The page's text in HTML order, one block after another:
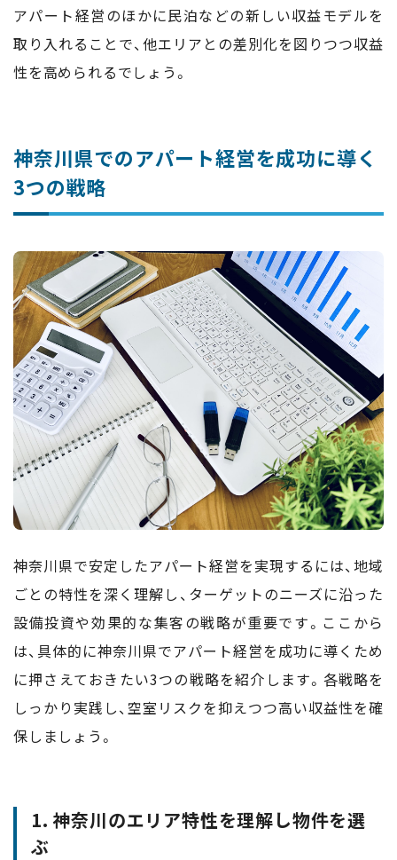
アパート経営のほかに民泊などの新しい収益モデルを
取り入れることで、他エリアとの差別化を図りつつ収益
性を高められるでしょう。
神奈川県でのアパート経営を成功に導く
3つの戦略
神奈川県で安定したアパート経営を実現するには、地域
ごとの特性を深く理解し、ターゲットのニーズに沿った
設備投資や効果的な集客の戦略が重要です。ここから
は、具体的に神奈川県でアパート経営を成功に導くため
に押さえておきたい3つの戦略を紹介します。各戦略を
しっかり実践し、空室リスクを抑えつつ高い収益性を確
保しましょう。
1. 神奈川のエリア特性を理解し物件を選
ぶ